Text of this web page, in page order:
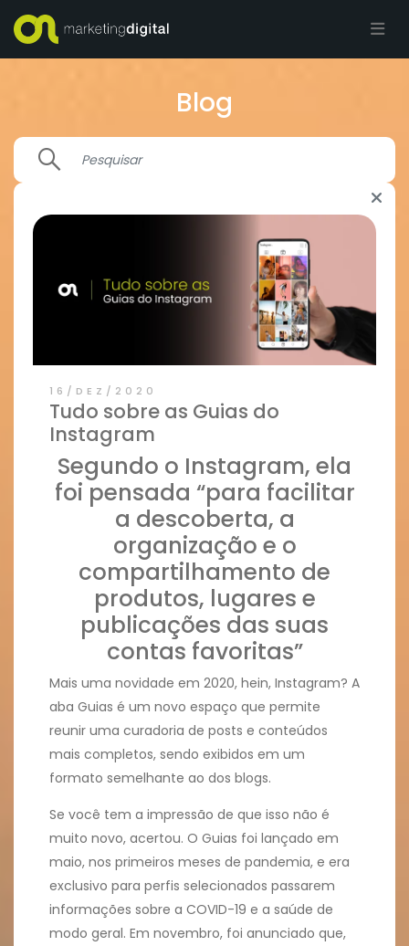
Blog
16/DEZ/2020
Tudo sobre as Guias do
Instagram
Segundo o Instagram, ela
foi pensada “para facilitar
a descoberta, a
organização e o
compartilhamento de
produtos, lugares e
publicações das suas
contas favoritas”
Mais uma novidade em 2020, hein, Instagram? A
aba Guias é um novo espaço que permite
reunir uma curadoria de posts e conteúdos
mais completos, sendo exibidos em um
formato semelhante ao dos blogs.
Se você tem a impressão de que isso não é
muito novo, acertou. O Guias foi lançado em
maio, nos primeiros meses de pandemia, e era
exclusivo para perfis selecionados passarem
informações sobre a COVID-19 e a saúde de
modo geral. Em novembro, foi anunciado que,